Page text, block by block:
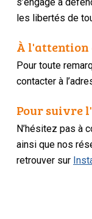
les libertés de
À l'attention
Pour toute
contacter à
Pour suivre
N’hésitez pas à
ainsi que nos
retrouver sur